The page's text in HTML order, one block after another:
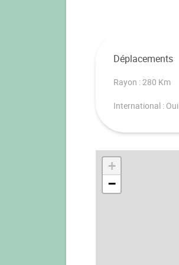
Déplacements
Rayon : 280 Km
International : Oui
+
−